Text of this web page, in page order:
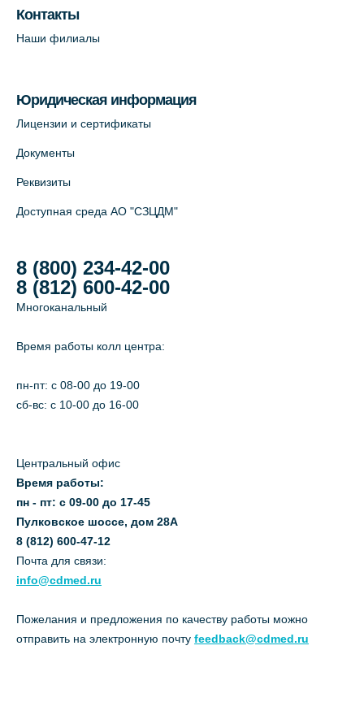
Лабораторный терминал на ул.
На карте
Лабораторный терминал на Большом
+7 (812) 565-11-12
На карте
Контакты
Наши филиалы
Юридическая информация
Лицензии и сертификаты
Документы
Реквизиты
Доступная среда АО "СЗЦДМ"
8 (800) 234-42-00
8 (812) 600-42-00
Многоканальный
Время работы колл центра:
пн-пт: c 08-00 до 19-00
сб-вс: с 10-00 до 16-00
Центральный офис
Время работы:
пн - пт: с 09-00 до 17-45
Пулковское шоссе, дом 28А
8 (812) 600-47-12
Почта для связи:
info@cdmed.ru
Пожелания и предложения по качеству работы можно
отправить на электронную почту feedback@cdmed.ru